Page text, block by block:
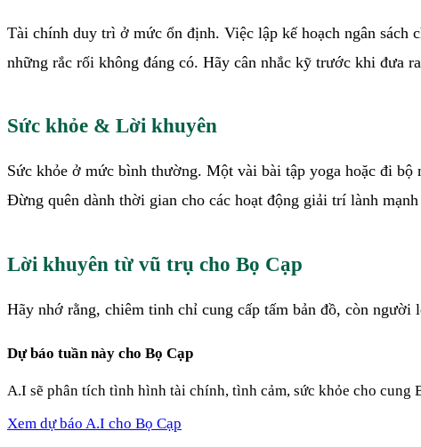
Tài chính duy trì ở mức ổn định. Việc lập kế hoạch ngân sách
những rắc rối không đáng có. Hãy cân nhắc kỹ trước khi đưa
Sức khỏe & Lời khuyên
Sức khỏe ở mức bình thường. Một vài bài tập yoga hoặc đi
Đừng quên dành thời gian cho các hoạt động giải trí lành
Lời khuyên từ vũ trụ cho Bọ Cạp
Hãy nhớ rằng, chiêm tinh chỉ cung cấp tấm bản đồ, còn
Dự báo tuần này cho Bọ Cạp
A.I sẽ phân tích tình hình tài chính, tình cảm, sức khỏe cho cung
Xem dự báo A.I cho Bọ Cạp